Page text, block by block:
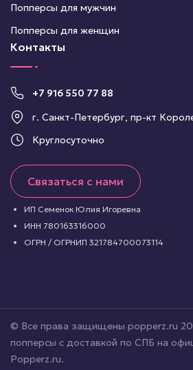
Попперсы для мужчин
Попперсы для женщин
Контакты
+7 916 550 77 88
г. Санкт-Петербург, пр-кт
Круглосуточно
Связаться с нами
ИП Семенок Юлия Игоревна
ИНН 780163316000
ОГРН / ОГРНИП 321784700073114
© Все права защищены popperz.ru
попперсы с доставкой по СПБ на
Popperz.ru.